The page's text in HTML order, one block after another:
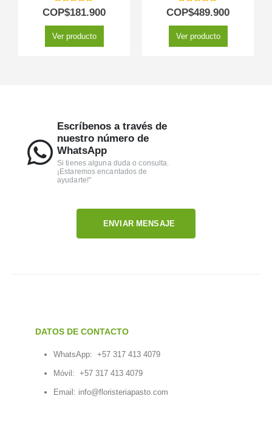
5.00out of 5
COP$181.900
Ver producto
5.00out of 5
COP$489.900
Ver producto
Escríbenos a través de
nuestro número de
WhatsApp
Si tienes alguna duda o consulta.
¡Estaremos encantados de
ayudarte!"
ENVIAR MENSAJE
DATOS DE CONTACTO
WhatsApp: +57 317 413 4079
Móvil: +57 317 413 4079
Email: info@floristeriapasto.com